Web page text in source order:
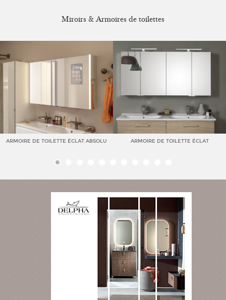
Miroirs & Armoires de toilettes
ARMOIRE DE TOILETTE ÉCLAT ABSOLU ARMOIRE DE TOILETTE ÉCLAT